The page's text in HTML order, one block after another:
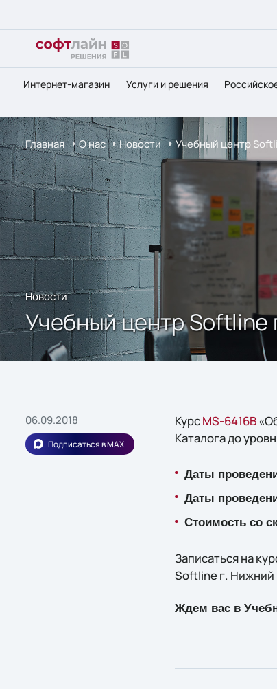
Интернет-магазин Услуги и решения
Главная О нас Новости Учебный центр
Новости
Учебный центр Softline
06.09.2018
Подписаться в MAX
КурсMS-6416В
Каталога до
Даты
Даты
Стоимость со
Записаться на
Softline г. Нижний
Ждем вас в